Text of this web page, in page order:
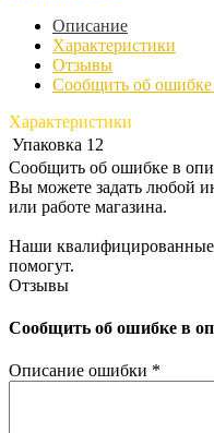
Описание
Характеристики
Отзывы
Сообщить об
Характеристики
Упаковка 12
Сообщить об ошибке в
Вы можете задать любой
или работе магазина.
Наши квалифицированные
помогут.
Отзывы
Сообщить об ошибке в
Описание ошибки *